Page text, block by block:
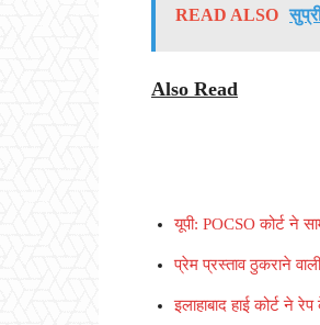
READ ALSO
Also Read
यूपी: POCSO कोर्ट ने
प्रेम प्रस्ताव ठुकराने
इलाहाबाद हाई कोर्ट ने